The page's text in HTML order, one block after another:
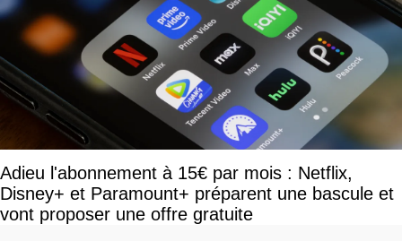
Adieu l'abonnement à 15€ par mois : Netflix,
Disney+ et Paramount+ préparent une bascule et
vont proposer une offre gratuite